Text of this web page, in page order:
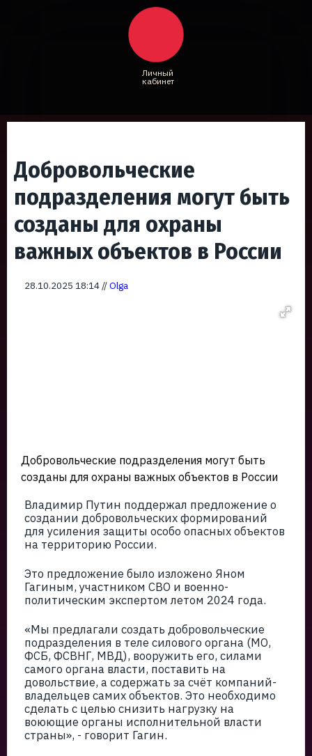
Личный
кабинет
Добровольческие
подразделения могут быть
созданы для охраны
важных объектов в России
28.10.2025 18:14 //Olga
Добровольческие подразделения могут быть
созданы для охраны важных объектов в России
Владимир Путин поддержал предложение о
создании добровольческих формирований
для усиления защиты особо опасных объектов
на территорию России.
Это предложение было изложено Яном
Гагиным, участником СВО и военно-
политическим экспертом летом 2024 года.
«Мы предлагали создать добровольческие
подразделения в теле силового органа (МО,
ФСБ, ФСВНГ, МВД), вооружить его, силами
самого органа власти, поставить на
довольствие, а содержать за счёт компаний-
владельцев самих объектов. Это необходимо
сделать с целью снизить нагрузку на
воюющие органы исполнительной власти
страны», - говорит Гагин.